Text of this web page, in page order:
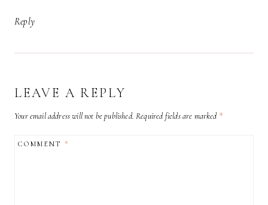
Reply
LEAVE A REPLY
Your email address will not be published. Required fields are marked *
COMMENT*